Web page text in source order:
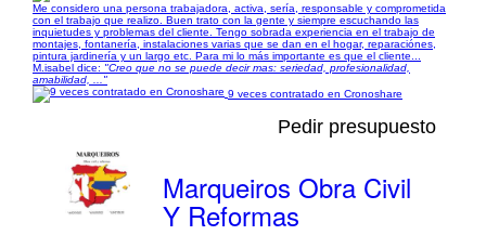
Me considero una persona trabajadora, activa, sería, responsable y comprometida
con el trabajo que realizo. Buen trato con la gente y siempre escuchando las
inquietudes y problemas del cliente. Tengo sobrada experiencia en el trabajo de
montajes, fontanería, instalaciones varias que se dan en el hogar, reparaciónes,
pintura jardinería y un largo etc. Para mi lo más importante es que el cliente...
M.isabel dice: "Creo que no se puede decir mas: seriedad, profesionalidad,
amabilidad, ..."
9 veces contratado en Cronoshare
Pedir presupuesto
Marqueiros Obra Civil
Y Reformas